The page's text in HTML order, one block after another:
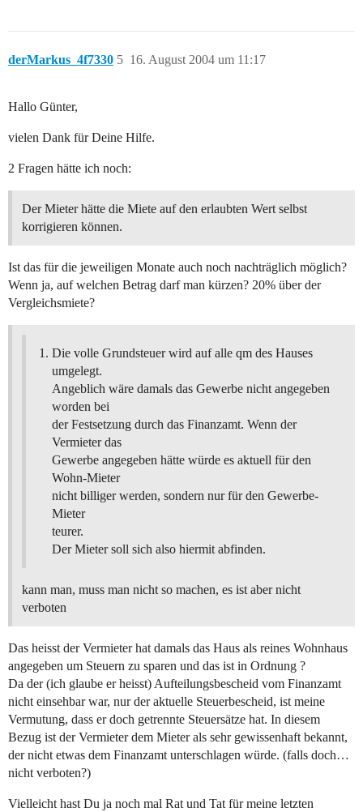
derMarkus_4f7330 16. August 2004 um 11:17
5
Hallo Günter,
vielen Dank für Deine Hilfe.
2 Fragen hätte ich noch:
Der Mieter hätte die Miete auf den erlaubten Wert selbst
korrigieren können.
Ist das für die jeweiligen Monate auch noch nachträglich möglich?
Wenn ja, auf welchen Betrag darf man kürzen? 20% über der
Vergleichsmiete?
Die volle Grundsteuer wird auf alle qm des Hauses
umgelegt.
Angeblich wäre damals das Gewerbe nicht angegeben
worden bei
der Festsetzung durch das Finanzamt. Wenn der
Vermieter das
Gewerbe angegeben hätte würde es aktuell für den
Wohn-Mieter
nicht billiger werden, sondern nur für den Gewerbe-
Mieter
teurer.
Der Mieter soll sich also hiermit abfinden.
kann man, muss man nicht so machen, es ist aber nicht
verboten
Das heisst der Vermieter hat damals das Haus als reines Wohnhaus
angegeben um Steuern zu sparen und das ist in Ordnung ?
Da der (ich glaube er heisst) Aufteilungsbescheid vom Finanzamt
nicht einsehbar war, nur der aktuelle Steuerbescheid, ist meine
Vermutung, dass er doch getrennte Steuersätze hat. In diesem
Bezug ist der Vermieter dem Mieter als sehr gewissenhaft bekannt,
der nicht etwas dem Finanzamt unterschlagen würde. (falls doch…
nicht verboten?)
Vielleicht hast Du ja noch mal Rat und Tat für meine letzten